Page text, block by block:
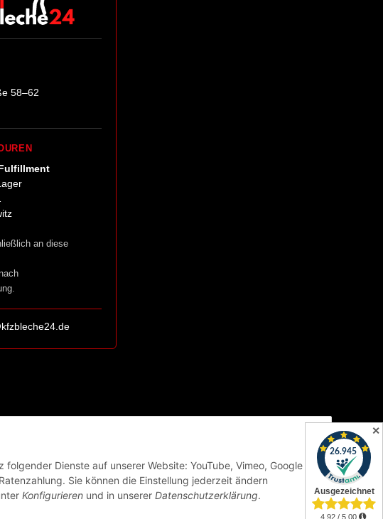
Dienste auf unserer Website: YouTube, Vimeo, Google
Sie können die Einstellung jederzeit ändern
Konfigurieren und in unserer Datenschutzerklärung.
58–62
an diese
✕